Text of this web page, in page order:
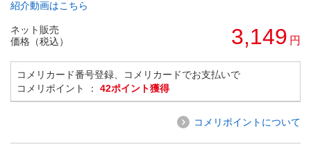
紹介動画はこちら
ネット販売
価格（税込）
3,149 円
コメリカード番号登録、コメリカードでお支払いで
コメリポイント ： 42ポイント獲得
コメリポイントについて